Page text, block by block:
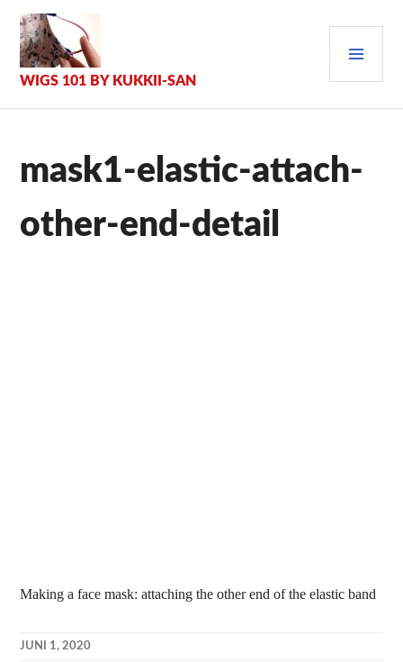
Inhalt
springen
WIGS 101 BY KUKKII-SAN
mask1-elastic-attach-
other-end-detail
Making a face mask: attaching the other end of the elastic band
JUNI 1, 2020